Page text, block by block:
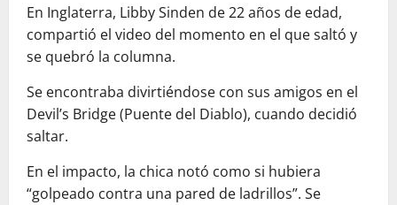
En Inglaterra, Libby Sinden de 22 años de edad,
compartió el video del momento en el que saltó y
se quebró la columna.
Se encontraba divirtiéndose con sus amigos en el
Devil’s Bridge (Puente del Diablo), cuando decidió
saltar.
En el impacto, la chica notó como si hubiera
“golpeado contra una pared de ladrillos”. Se